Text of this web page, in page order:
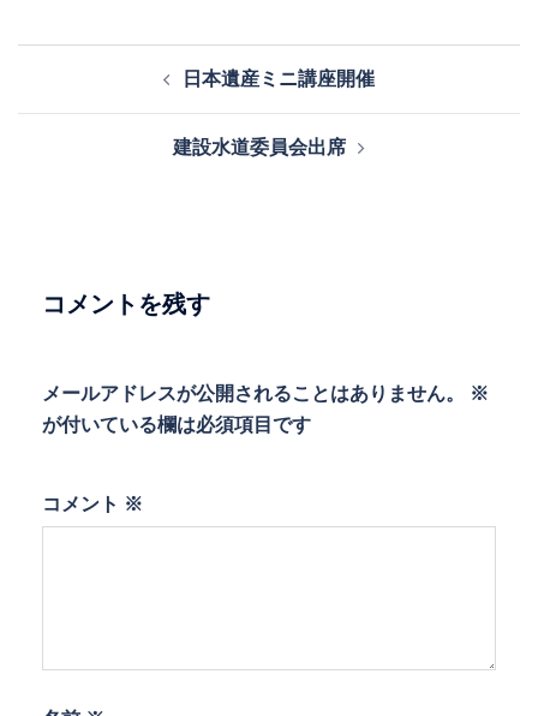
ョ
日本遺産ミニ講座開催
建設水道委員会出席
コメントを残す
メールアドレスが公開されることはありません。
※
が付いている欄は必須項目です
コメント ※